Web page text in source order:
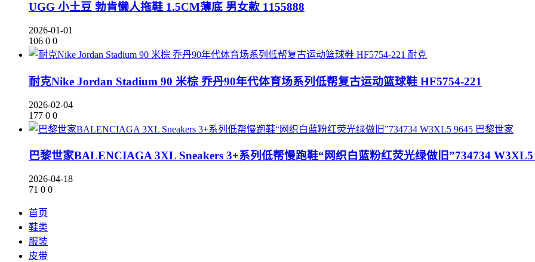
UGG 小土豆 勃肯懒人拖鞋 1.5CM薄底 男女款 1155888
2026-01-01
106 0 0
耐克
耐克Nike Jordan Stadium 90 米棕 乔丹90年代体育场系列低帮复古运动篮球鞋 HF5754-221
2026-02-04
177 0 0
巴黎世家
巴黎世家BALENCIAGA 3XL Sneakers 3+系列低帮慢跑鞋“网织白蓝粉红荧光绿做旧”734734 W3XL5
2026-04-18
71 0 0
首页
鞋类
服装
皮带